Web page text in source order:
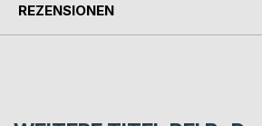
REZENSIONEN